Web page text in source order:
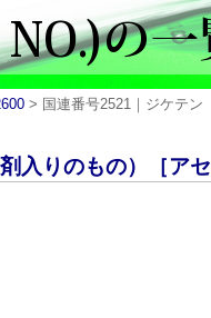
> 国連番号2521｜ジケテン
入りのもの）［ア